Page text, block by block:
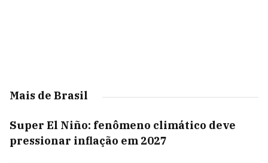
Mais de Brasil
Super El Niño: fenômeno climático deve
pressionar inflação em 2027